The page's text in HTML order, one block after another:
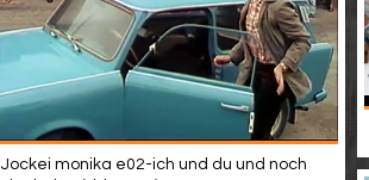
Jockei monika e02-ich und du und noch